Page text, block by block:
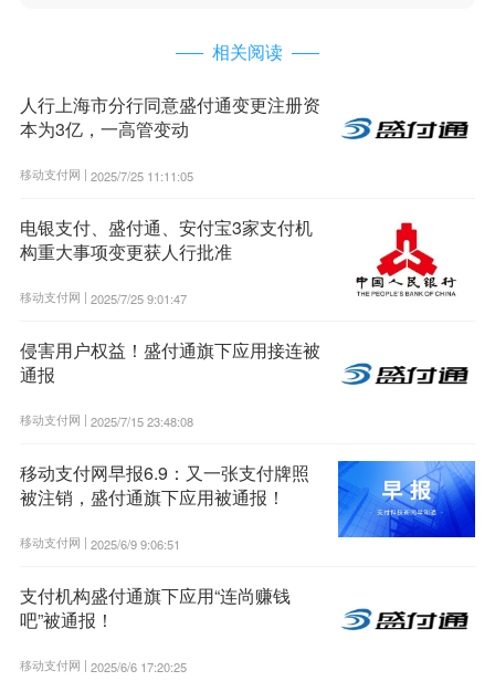
相关阅读
人行上海市分行同意盛付通变更注册资
本为3亿，一高管变动
移动支付网 | 2025/7/25 11:11:05
电银支付、盛付通、安付宝3家支付机
构重大事项变更获人行批准
移动支付网 | 2025/7/25 9:01:47
侵害用户权益！盛付通旗下应用接连被
通报
移动支付网 | 2025/7/15 23:48:08
移动支付网早报6.9：又一张支付牌照
被注销，盛付通旗下应用被通报！
移动支付网 | 2025/6/9 9:06:51
支付机构盛付通旗下应用“连尚赚钱
吧”被通报！
移动支付网 | 2025/6/6 17:20:25